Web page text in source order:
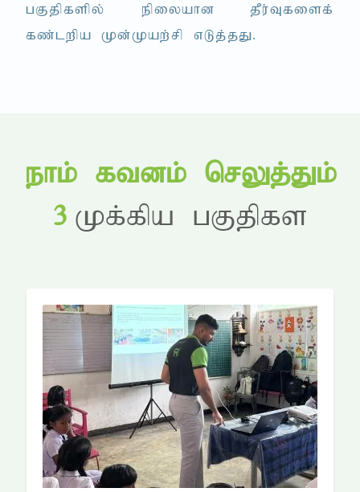
gFjpfspy; epiyahd jPu;Tfisf;
fz;lwpa Kd;Kaw;rp vLj;jJ.
ehk; ftdk; nrYj;Jk;
3 Kf;fpa gFjpfs